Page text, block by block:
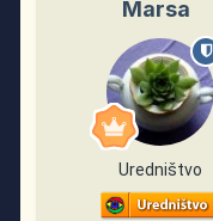
Marsa
Uredništvo